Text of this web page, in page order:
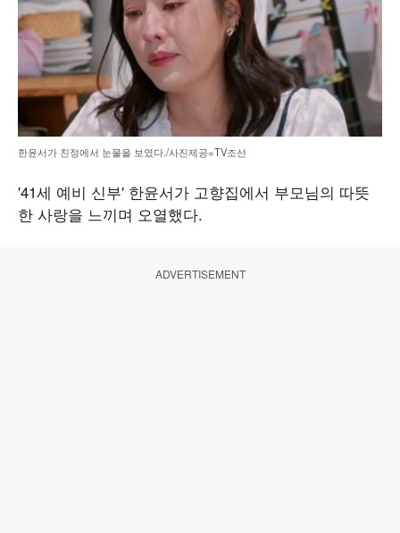
한윤서가 친정에서 눈물을 보였다./사진제공=TV조선
'41세 예비 신부' 한윤서가 고향집에서 부모님의 따뜻
한 사랑을 느끼며 오열했다.
ADVERTISEMENT